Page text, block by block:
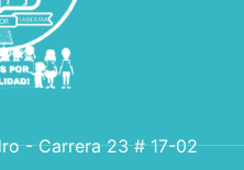
- Carrera 23 # 17-02